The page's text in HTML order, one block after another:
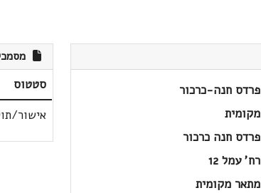
פרדס חנה-כרכור
מקומית
פרדס חנה כרכור
רח' עמל 12
מתאר מקומית
סטטוס
אישור/